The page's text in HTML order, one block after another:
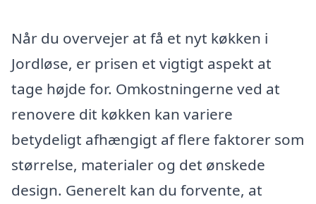
Når du overvejer at få et nyt køkken i
Jordløse, er prisen et vigtigt aspekt at
tage højde for. Omkostningerne ved at
renovere dit køkken kan variere
betydeligt afhængigt af flere faktorer som
størrelse, materialer og det ønskede
design. Generelt kan du forvente, at